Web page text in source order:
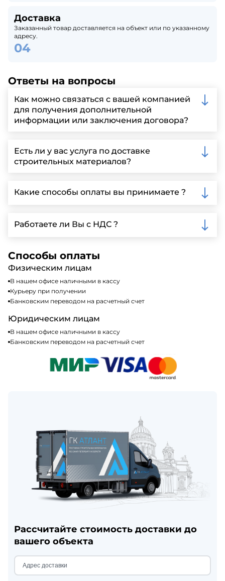
Доставка
Заказанный товар доставляется на объект или по указанному
адресу.
Ответы на вопросы
Как можно связаться с вашей компанией
для получения дополнительной
информации или заключения договора?
запрос через нашу официальную почту или
заполнить форму на нашем сайте для более
детальной информации и организации встречи.
Есть ли у вас услуга по доставке
строительных материалов?
Ленинградской области, у нас собственный
автопарк, для обеспечения быстрой и надежной
Какие способы оплаты вы принимаете ?
включая наличные, банковские переводы,
кредитные карты. Подробную информацию о
Работаете ли Вы с НДС ?
налогообложения, т.е с НДС 20%
Способы оплаты
Физическим лицам
В нашем офисе наличными в кассу
Курьеру при получении
Банковским переводом на расчетный счет
Юридическим лицам
В нашем офисе наличными в кассу
Банковским переводом на расчетный счет
Рассчитайте стоимость доставки до
вашего объекта